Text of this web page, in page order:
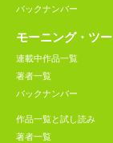
バックナンバー
モーニング・ツー
連載中作品一覧
著者一覧
バックナンバー
作品一覧と試し読み
著者一覧